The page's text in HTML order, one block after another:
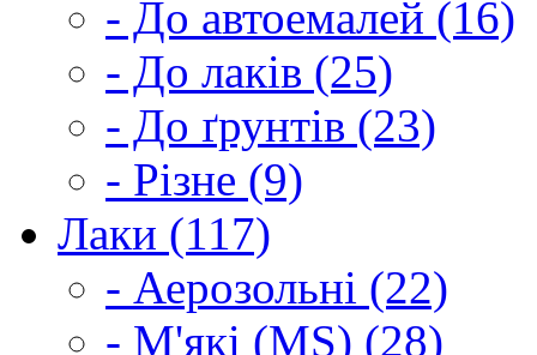
- До автоемалей (16)
- До лаків (25)
- До ґрунтів (23)
- Різне (9)
Лаки (117)
- Аерозольні (22)
- М'які (MS) (28)